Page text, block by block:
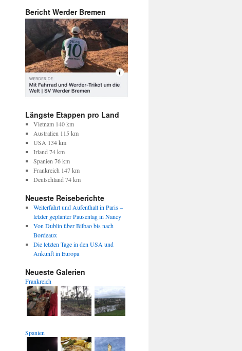
Bericht Werder Bremen
Längste Etappen pro Land
Vietnam 140 km
Australien 115 km
USA 134 km
Irland 74 km
Spanien 76 km
Frankreich 147 km
Deutschland 74 km
Neueste Reiseberichte
Weiterfahrt und Aufenthalt in Paris –
letzter geplanter Pausentag in Nancy
Von Dublin über Bilbao bis nach
Bordeaux
Die letzten Tage in den USA und
Ankunft in Europa
Neueste Galerien
Frankreich
Spanien